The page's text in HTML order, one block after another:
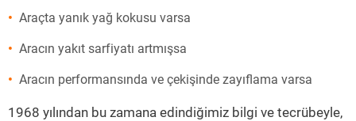
Araçta yanık yağ kokusu varsa
Aracın yakıt sarfiyatı artmışsa
Aracın performansında ve çekişinde zayıflama varsa
1968 yılından bu zamana edindiğimiz bilgi ve tecrübeyle,